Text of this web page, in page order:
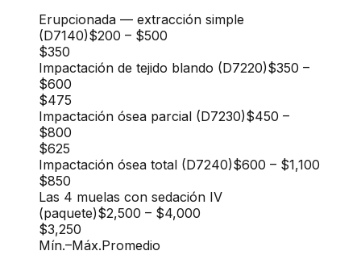
Erupcionada — extracción simple
(D7140)$200 – $500
$350
Impactación de tejido blando (D7220)$350 –
$600
$475
Impactación ósea parcial (D7230)$450 –
$800
$625
Impactación ósea total (D7240)$600 – $1,100
$850
Las 4 muelas con sedación IV
(paquete)$2,500 – $4,000
$3,250
Mín.–Máx.Promedio